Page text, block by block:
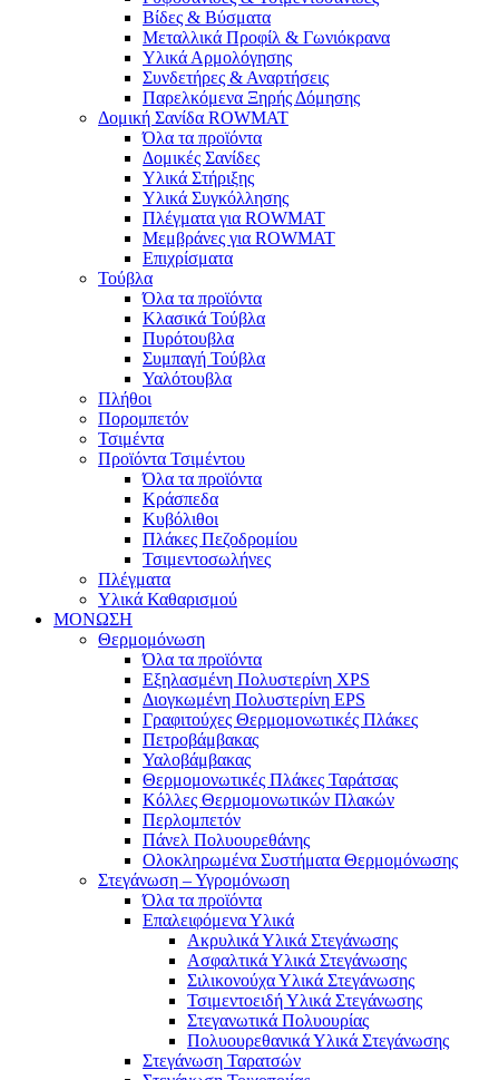
Βίδες & Βύσματα
Μεταλλικά Προφίλ & Γωνιόκρανα
Υλικά Αρμολόγησης
Συνδετήρες & Αναρτήσεις
Παρελκόμενα Ξηρής Δόμησης
Δομική Σανίδα ROWMAT
Όλα τα προϊόντα
Δομικές Σανίδες
Υλικά Στήριξης
Υλικά Συγκόλλησης
Πλέγματα για ROWMAT
Μεμβράνες για ROWMAT
Επιχρίσματα
Τούβλα
Όλα τα προϊόντα
Κλασικά Τούβλα
Πυρότουβλα
Συμπαγή Τούβλα
Υαλότουβλα
Πλήθοι
Πορομπετόν
Τσιμέντα
Προϊόντα Τσιμέντου
Όλα τα προϊόντα
Κράσπεδα
Κυβόλιθοι
Πλάκες Πεζοδρομίου
Τσιμεντοσωλήνες
Πλέγματα
Υλικά Καθαρισμού
ΜΟΝΩΣΗ
Θερμομόνωση
Όλα τα προϊόντα
Εξηλασμένη Πολυστερίνη XPS
Διογκωμένη Πολυστερίνη EPS
Γραφιτούχες Θερμομονωτικές Πλάκες
Πετροβάμβακας
Υαλοβάμβακας
Θερμομονωτικές Πλάκες Ταράτσας
Κόλλες Θερμομονωτικών Πλακών
Περλομπετόν
Πάνελ Πολυουρεθάνης
Ολοκληρωμένα Συστήματα Θερμομόνωσης
Στεγάνωση – Υγρομόνωση
Όλα τα προϊόντα
Επαλειφόμενα Υλικά
Ακρυλικά Υλικά Στεγάνωσης
Ασφαλτικά Υλικά Στεγάνωσης
Σιλικονούχα Υλικά Στεγάνωσης
Τσιμεντοειδή Υλικά Στεγάνωσης
Στεγανωτικά Πολυουρίας
Πολυουρεθανικά Υλικά Στεγάνωσης
Στεγάνωση Ταρατσών